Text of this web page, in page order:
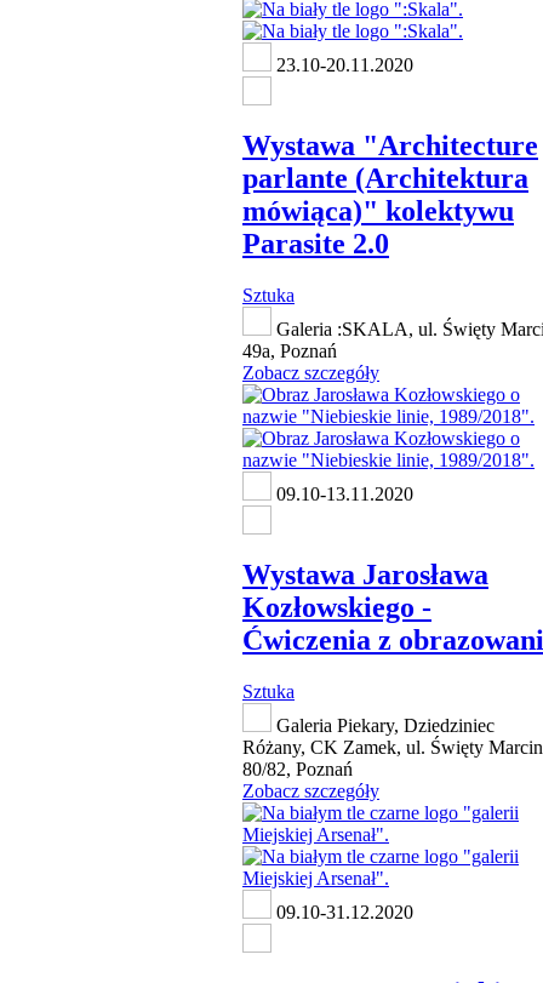
23.10-20.11.2020
Wystawa "Architecture
parlante (Architektura
mówiąca)" kolektywu
Parasite 2.0
Sztuka
Galeria :SKALA, ul. Święty
49a, Poznań
Zobacz szczegóły
09.10-13.11.2020
Wystawa Jarosława
Kozłowskiego -
Ćwiczenia z
Sztuka
Galeria Piekary, Dziedziniec
Różany, CK Zamek, ul. Święty Marcin
80/82, Poznań
Zobacz szczegóły
09.10-31.12.2020